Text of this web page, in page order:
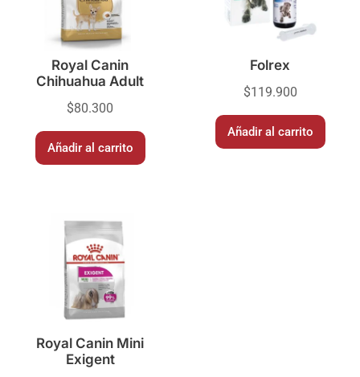
Royal Canin
Chihuahua Adult
$80.300
Añadir al carrito
Folrex
$119.900
Añadir al carrito
Royal Canin Mini
Exigent